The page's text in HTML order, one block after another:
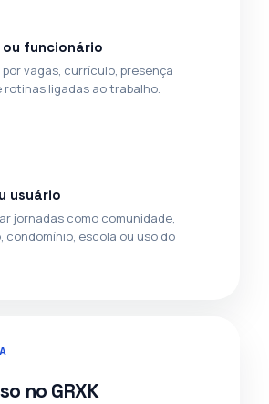
funcionário
vagas, currículo, presença
rotinas ligadas ao trabalho.
usuário
jornadas como comunidade,
condomínio, escola ou uso do
no GRXK